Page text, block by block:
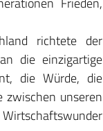
richtete der
die einzigartige
die Würde, die
zwischen unseren